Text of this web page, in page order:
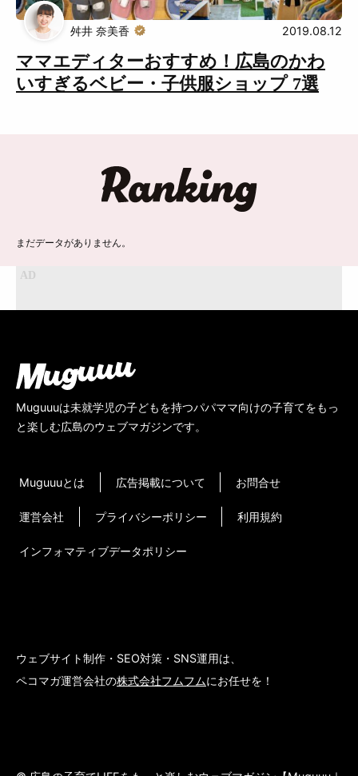
ママエディターおすすめ！広島のかわ
いすぎるベビー・子供服ショップ 7選
舛井 奈美香 2019.08.12
まだデータがありません。
Muguuuは未就学児の子どもを持つパパママ向けの子育てをもっ
と楽しむ広島のウェブマガジンです。
Muguuuとは 広告掲載について お問合せ
運営会社 プライバシーポリシー 利用規約
インフォマティブデータポリシー
ウェブサイト制作・SEO対策・SNS運用は、
ペコマガ運営会社の株式会社フムフムにお任せを！